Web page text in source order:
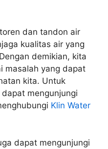
dan tandon air
kualitas air yang
demikian, kita
masalah yang dapat
kita. Untuk
mengunjungi
Klin Water
dapat mengunjungi